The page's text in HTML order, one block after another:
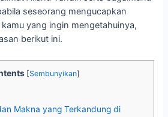
seseorang mengucapkan
yang ingin mengetahuinya,
berikut ini.
[Sembunyikan]
Makna yang Terkandung di